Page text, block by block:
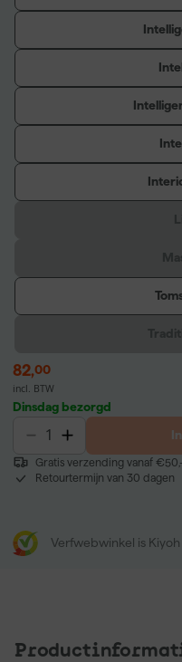
82,00
incl. BTW
Dinsdag bezorgd
Gratis verzending vanaf €50,-
Retourtermijn van 30 dagen
Verfwebwinkel is